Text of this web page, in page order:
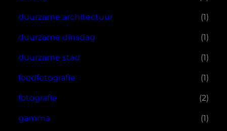
duurzame architectuur (1)
duurzame dinsdag (1)
duurzame stad (1)
foodfotografie (1)
fotografie (2)
gamma (1)